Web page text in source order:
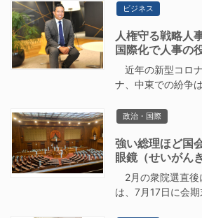
ビジネス
人権守る戦略
国際化で人事の
近年の新型コロ
ナ、中東での紛争
政治・国際
強い総理ほど国
眼鏡（せいがん
2月の衆院選直後
は、7月17日に会